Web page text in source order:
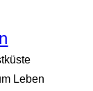
Leben